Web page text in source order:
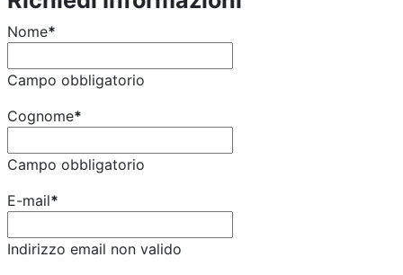
Nome*
Campo obbligatorio
Cognome*
Campo obbligatorio
E-mail*
Indirizzo email non valido